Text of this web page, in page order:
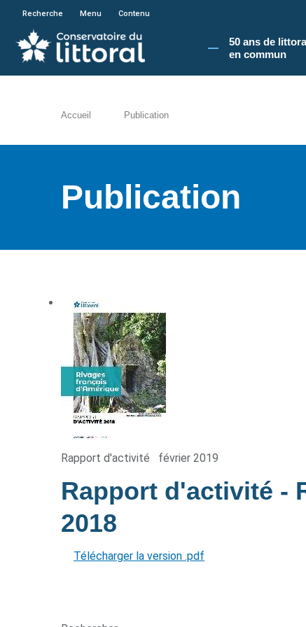
En poursuivant votre navigation sur le site
Recherche Menu Contenu
50 ans de
en commun​
Accueil Publication
Publication
Rapport d'activité février 2019
Rapport d'activité -
2018
Télécharger la version .pdf